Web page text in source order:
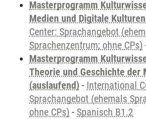
Masterprogramm
Medien und Digitale Kulturen
Center: Sprachangebot
Sprachenzentrum; ohne CPs)
Masterprogramm
Theorie und Geschichte der
(auslaufend) - International
Sprachangebot (ehemals
ohne CPs) - Spanisch B1.2